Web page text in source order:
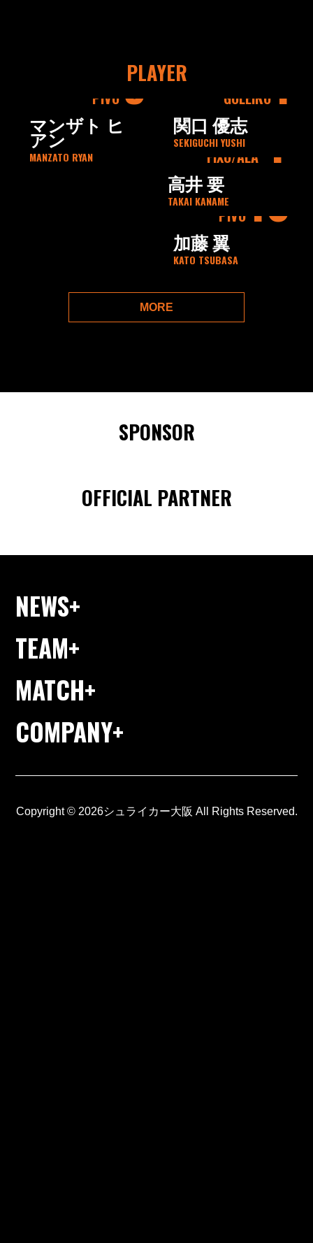
PLAYER
PIVO 9
マンザト ヒ
アン
MANZATO RYAN
GOLEIRO 1
関口 優志
SEKIGUCHI YUSHI
FIXO ALA 4
高井 要
TAKAI KANAME
PIVO 10
加藤 翼
KATO TSUBASA
MORE
SPONSOR
OFFICIAL PARTNER
NEWS
TEAM
MATCH
COMPANY
Copyright © 2026シュライカー大阪 All Rights Reserved.